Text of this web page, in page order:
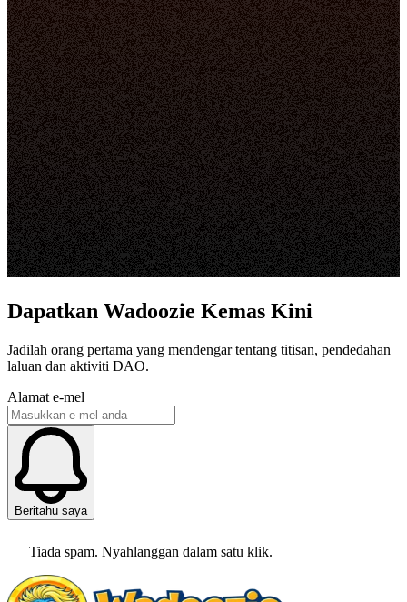
Dapatkan Wadoozie Kemas Kini
Jadilah orang pertama yang mendengar tentang titisan, pendedahan
laluan dan aktiviti DAO.
Alamat e-mel
Beritahu saya
Tiada spam. Nyahlanggan dalam satu klik.